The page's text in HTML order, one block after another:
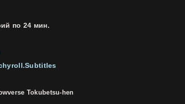
по 24 мин.
Tokubetsu-hen